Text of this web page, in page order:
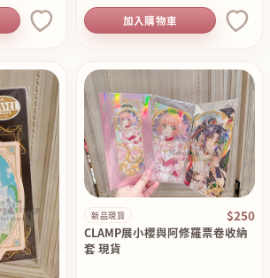
加入購物車
新品現貨 $250
CLAMP展小櫻與阿修羅票卷收納
套 現貨